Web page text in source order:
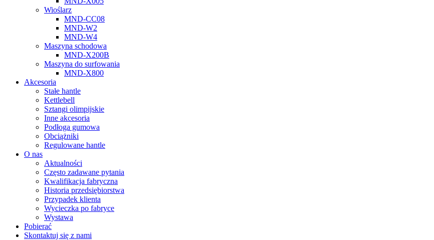
Wioślarz
MND-CC08
MND-W2
MND-W4
Maszyna schodowa
MND-X200B
Maszyna do surfowania
MND-X800
Akcesoria
Stałe hantle
Kettlebell
Sztangi olimpijskie
Inne akcesoria
Podłoga gumowa
Obciążniki
Regulowane hantle
O nas
Aktualności
Często zadawane pytania
Kwalifikacja fabryczna
Historia przedsiębiorstwa
Przypadek klienta
Wycieczka po fabryce
Wystawa
Pobierać
Skontaktuj się z nami